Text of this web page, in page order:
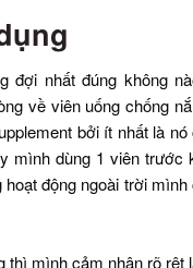
đợi nhất đúng không
về viên uống chống
bởi ít nhất là nó
mình dùng 1 viên trước
động ngoài trời mình
thì mình cảm nhận rõ rệt